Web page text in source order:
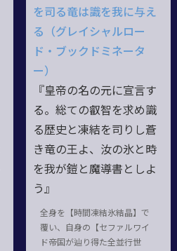
を司る竜は識を我に与え
る（グレイシャルロー
ド・ブックドミネータ
ー）
『皇帝の名の元に宣言す
る。総ての叡智を求め識
る歴史と凍結を司りし蒼
き竜の王よ、汝の氷と時
を我が鎧と魔導書としよ
う』
全身を【時間凍結氷結晶】で
覆い、自身の【セファルワイ
ド帝国が辿り得た全並行世